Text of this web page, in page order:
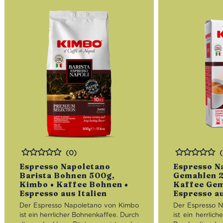
Espresso Napoletano
Barista Bohnen 500g,
Kimbo • Kaffee Bohnen •
Espresso aus Italien
Bewertet
(0)
Der Espresso Napoletano von Kimbo
ist ein herrlicher Bohnenkaffee. Durch
Espresso
Gemahlen
Kaffee
Espresso
Bewertet
Der Espresso
ist ein